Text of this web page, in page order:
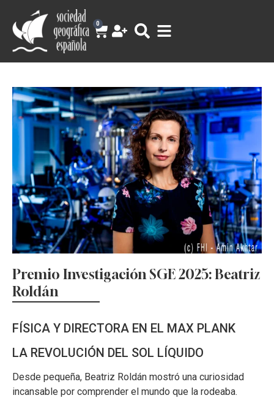
0
Premio Investigación SGE 2025: Beatriz
Roldán
FÍSICA Y DIRECTORA EN EL MAX PLANK
LA REVOLUCIÓN DEL SOL LÍQUIDO
Desde pequeña, Beatriz Roldán mostró una curiosidad
incansable por comprender el mundo que la rodeaba.